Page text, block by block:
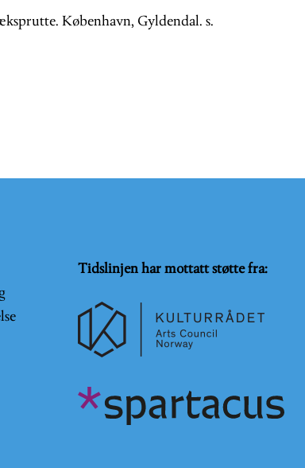
København, Gyldendal. s.
Tidslinjen har mottatt støtte fra: